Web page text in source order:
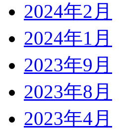
2024年2月
2024年1月
2023年9月
2023年8月
2023年4月